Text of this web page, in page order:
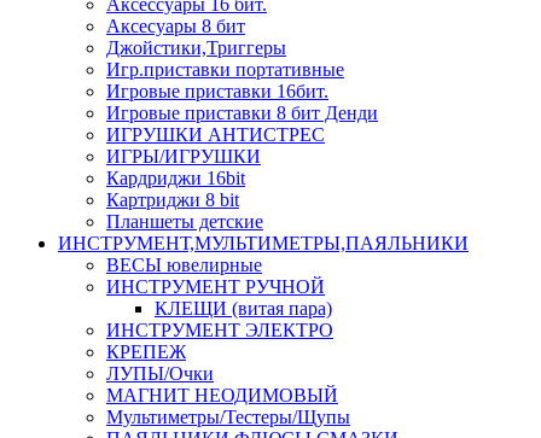
Аксессуары 16 бит.
Аксесуары 8 бит
Джойстики,Триггеры
Игр.приставки портативные
Игровые приставки 16бит.
Игровые приставки 8 бит Денди
ИГРУШКИ АНТИСТРЕС
ИГРЫ/ИГРУШКИ
Кардриджи 16bit
Картриджи 8 bit
Планшеты детские
ИНСТРУМЕНТ,МУЛЬТИМЕТРЫ,ПАЯЛЬНИКИ
ВЕСЫ ювелирные
ИНСТРУМЕНТ РУЧНОЙ
КЛЕЩИ (витая пара)
ИНСТРУМЕНТ ЭЛЕКТРО
КРЕПЕЖ
ЛУПЫ/Очки
МАГНИТ НЕОДИМОВЫЙ
Мультиметры/Тестеры/Щупы